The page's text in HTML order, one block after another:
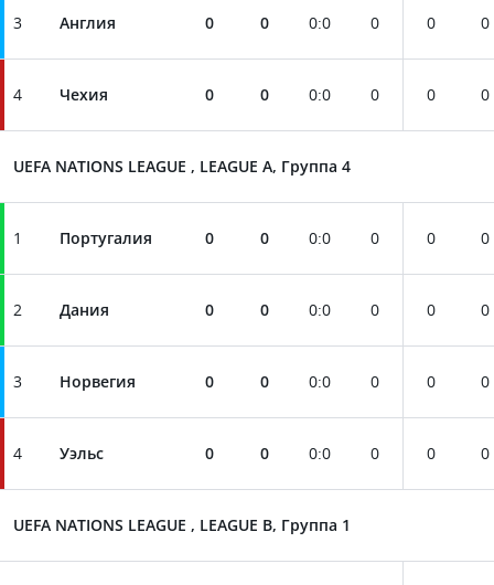
3 Англия 0 0 0:0 0 0 0
4 Чехия 0 0 0:0 0 0 0
UEFA NATIONS LEAGUE , LEAGUE A, Группа 4
1 Португалия 0 0 0:0 0 0 0
2 Дания 0 0 0:0 0 0 0
3 Норвегия 0 0 0:0 0 0 0
4 Уэльс 0 0 0:0 0 0 0
UEFA NATIONS LEAGUE , LEAGUE B, Группа 1